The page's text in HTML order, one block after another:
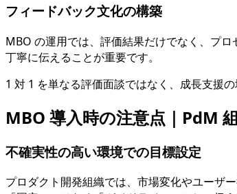
フィードバック文化の構築
MBO の運用では、評価結果だけでなく、プ
丁寧に伝えることが重要です。
1 対 1 を単なる評価面談ではなく、成長支援
MBO 導入時の注意点｜PdM
不確実性の高い環境での目標設定
プロダクト開発組織では、市場変化やユーザ